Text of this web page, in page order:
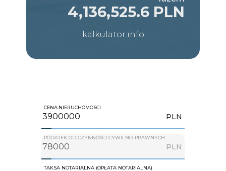
4,136,525.6 PLN
kalkulator.info
CENA.NIERUCHOMOSCI
PLN
PODATEK OD CZYNNOŚCI CYWILNO-PRAWNYCH
PLN
TAKSA NOTARIALNA (OPŁATA NOTARIALNA)